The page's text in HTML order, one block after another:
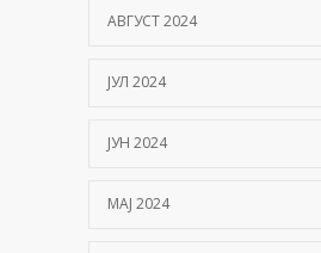
АВГУСТ 2024
ЈУЛ 2024
ЈУН 2024
МАЈ 2024